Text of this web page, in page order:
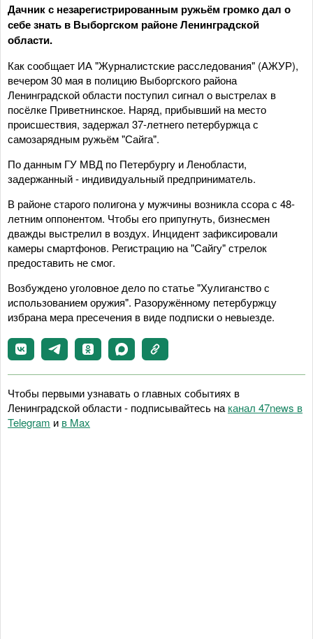
Дачник с незарегистрированным ружьём громко дал о
себе знать в Выборгском районе Ленинградской
области.
Как сообщает ИА "Журналистские расследования" (АЖУР),
вечером 30 мая в полицию Выборгского района
Ленинградской области поступил сигнал о выстрелах в
посёлке Приветнинское. Наряд, прибывший на место
происшествия, задержал 37-летнего петербуржца с
самозарядным ружьём "Сайга".
По данным ГУ МВД по Петербургу и Ленобласти,
задержанный - индивидуальный предприниматель.
В районе старого полигона у мужчины возникла ссора с 48-
летним оппонентом. Чтобы его припугнуть, бизнесмен
дважды выстрелил в воздух. Инцидент зафиксировали
камеры смартфонов. Регистрацию на "Сайгу" стрелок
предоставить не смог.
Возбуждено уголовное дело по статье "Хулиганство с
использованием оружия". Разоружённому петербуржцу
избрана мера пресечения в виде подписки о невыезде.
Чтобы первыми узнавать о главных событиях в
Ленинградской области - подписывайтесь на канал 47news в
Telegram и в Maх